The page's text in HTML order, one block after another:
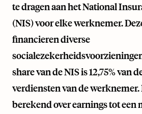
te dragen aan het National
(NIS) voor elke werknemer.
financieren diverse
share van de NIS is 12,75% van
verdiensten van de
berekend over earnings tot